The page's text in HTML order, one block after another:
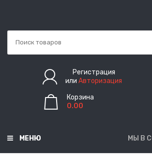
Регистрация
или Авторизация
Корзина
0.00
МЫ В
МЕНЮ